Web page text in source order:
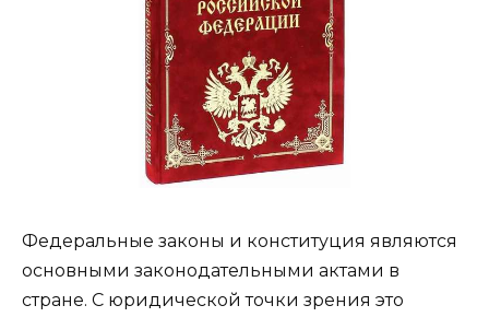
Федеральные законы и конституция являются
основными законодательными актами в
стране. С юридической точки зрения это